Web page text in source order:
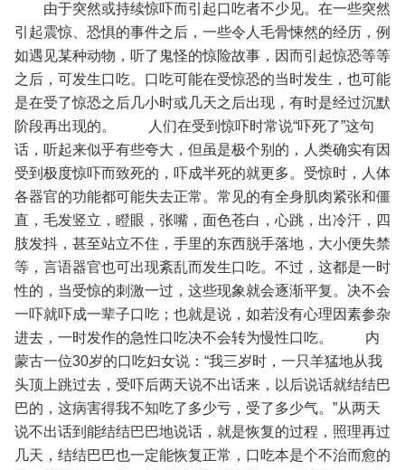
由于突然或持续惊吓而引起口吃者不少见。在一些突然
引起震惊、恐惧的事件之后，一些令人毛骨悚然的经历，例
如遇见某种动物，听了鬼怪的惊险故事，因而引起惊恐等等
之后，可发生口吃。口吃可能在受惊恐的当时发生，也可能
是在受了惊恐之后几小时或几天之后出现，有时是经过沉默
阶段再出现的。
人们在受到惊吓时常说“吓死了”这句
话，听起来似乎有些夸大，但虽是极个别的，人类确实有因
受到极度惊吓而致死的，吓成半死的就更多。受惊时，人体
各器官的功能都可能失去正常。常见的有全身肌肉紧张和僵
直，毛发竖立，瞪眼，张嘴，面色苍白，心跳，出冷汗，四
肢发抖，甚至站立不住，手里的东西脱手落地，大小便失禁
等，言语器官也可出现紊乱而发生口吃。不过，这都是一时
性的，当受惊的刺激一过，这些现象就会逐渐平复。决不会
一吓就吓成一辈子口吃；也就是说，如若没有心理因素参杂
进去，一时发作的急性口吃决不会转为慢性口吃。
内
蒙古一位30岁的口吃妇女说：“我三岁时，一只羊猛地从我
头顶上跳过去，受吓后两天说不出话来，以后说话就结结巴
巴的，这病害得我不知吃了多少亏，受了多少气。”从两天
说不出话到能结结巴巴地说话，就是恢复的过程，照理再过
几天，结结巴巴也一定能恢复正常，口吃本是个不治而愈的